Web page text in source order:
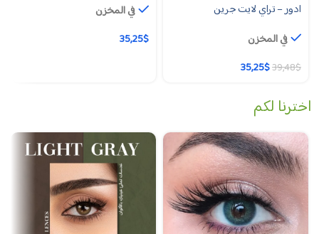
ادور – تراي لايت جرين
في المخزن
39,48$
35,25$
في المخزن
35,25$
اخترنا لكم